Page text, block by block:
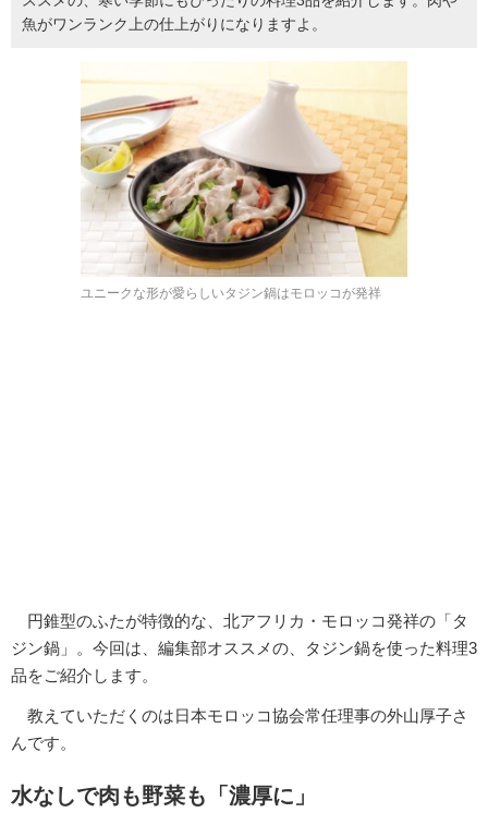
魚がワンランク上の仕上がりになりますよ。
ユニークな形が愛らしいタジン鍋はモロッコが発祥
円錐型のふたが特徴的な、北アフリカ・モロッコ発祥の「タ
ジン鍋」。今回は、編集部オススメの、タジン鍋を使った料理3
品をご紹介します。
教えていただくのは日本モロッコ協会常任理事の外山厚子さ
んです。
水なしで肉も野菜も「濃厚に」